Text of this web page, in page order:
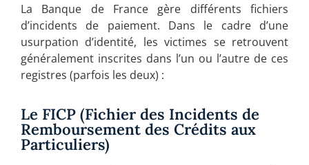
La Banque de France gère différents fichiers
d’incidents de paiement. Dans le cadre d’une
usurpation d’identité, les victimes se retrouvent
généralement inscrites dans l’un ou l’autre de ces
registres (parfois les deux) :
Le FICP (Fichier des Incidents de
Remboursement des Crédits aux
Particuliers)